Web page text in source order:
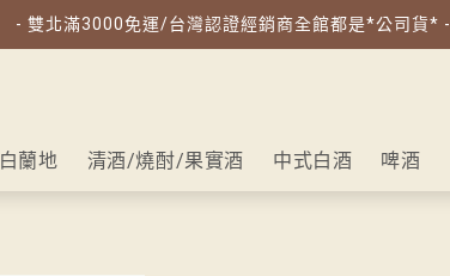
- 雙北滿3000免運/台灣認證經銷商全館都是*公司貨* -
白蘭地 清酒/燒酎/果實酒 中式白酒 啤酒